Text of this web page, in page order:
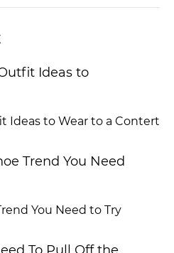
Ideas to Wear to a Contert
You Need to Try